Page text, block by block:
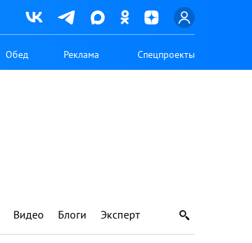
Обед Реклама Спецпроекты
Видео Блоги Эксперт